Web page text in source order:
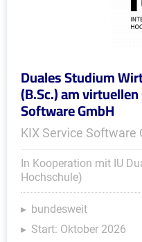
Duales Studium
(B.Sc.) am
Software GmbH
KIX Service Software
In Kooperation mit IU
Hochschule)
bundesweit
Start: Oktober 2026